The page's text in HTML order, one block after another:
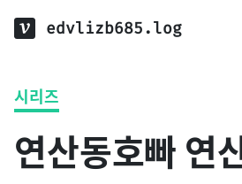
edvlizb685.log
시리즈
연산동호빠 연